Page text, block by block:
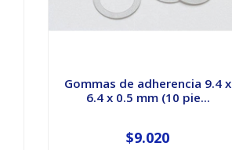
Gommas de adherencia 9.4 x
6.4 x 0.5 mm (10 pie...
$9.020